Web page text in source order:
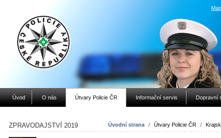
Úvod O nás Útvary Policie ČR Informační servis Dopravní
Úvodní strana / Útvary Policie ČR /
ZPRAVODAJSTVÍ 2019